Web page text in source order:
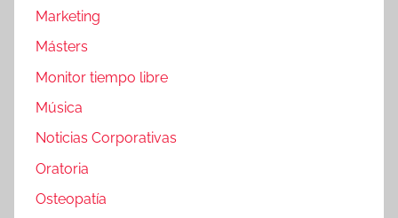
Marketing
Másters
Monitor tiempo libre
Música
Noticias Corporativas
Oratoria
Osteopatía